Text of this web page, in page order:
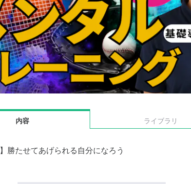
内容 ライブラリ
勝たせてあげられる自分になろう